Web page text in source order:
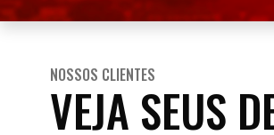
NOSSOS CLIENTES
VEJA SEUS